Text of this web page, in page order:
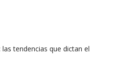
las tendencias que dictan el